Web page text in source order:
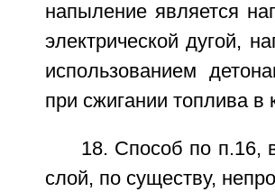
напыление является
электрической дугой,
использованием
при сжигании топлива в
18. Способ по п.16,
слой, по существу,